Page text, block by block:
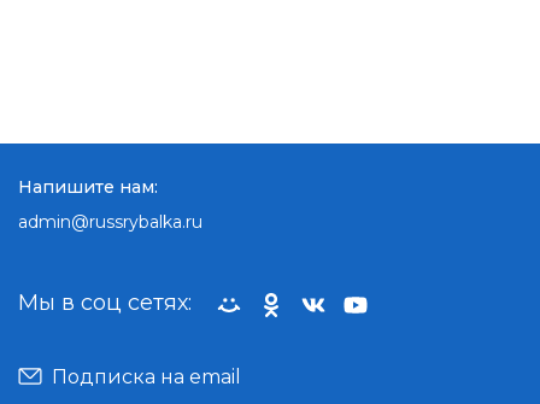
Мы в соц сетях:
Подписка на email
Напишите нам:
admin@russrybalka.ru